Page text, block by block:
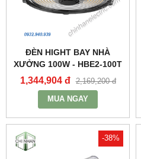
ĐÈN HIGHT BAY NHÀ
XƯỞNG 100W - HBE2-100T
- MPE
1,344,904 đ 2,169,200 đ
MUA NGAY
-38%